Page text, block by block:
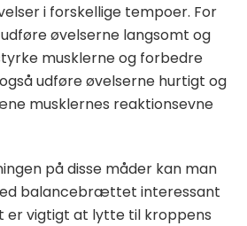
i forskellige tempoer. For
øvelserne langsomt og
musklerne og forbedre
udføre øvelserne hurtigt og
musklernes reaktionsevne
på disse måder kan man
balancebrættet interessant
er vigtigt at lytte til kroppens